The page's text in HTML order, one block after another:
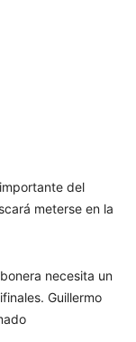
del
meterse en la
necesita un
Guillermo